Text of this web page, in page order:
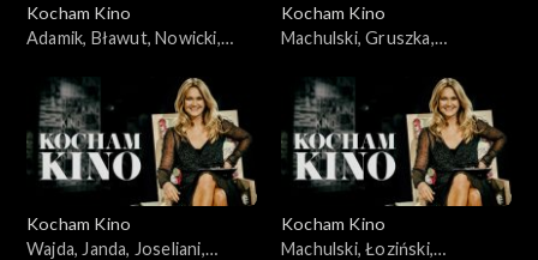
Kocham Kino
Adamik, Bławut, Nowicki,
Cieślak, 16.09.2008
Kocham Kino
Machulski, Gruszka,
Kocham Kino
Wajda, Janda, Joseliani,
Kocham Kino
Machulski, Łoziński,